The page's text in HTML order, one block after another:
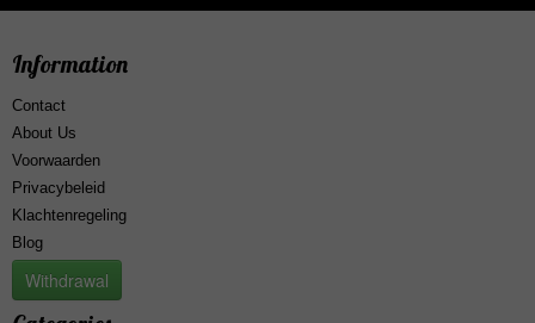
Information
Contact
About Us
Voorwaarden
Privacybeleid
Klachtenregeling
Blog
Withdrawal